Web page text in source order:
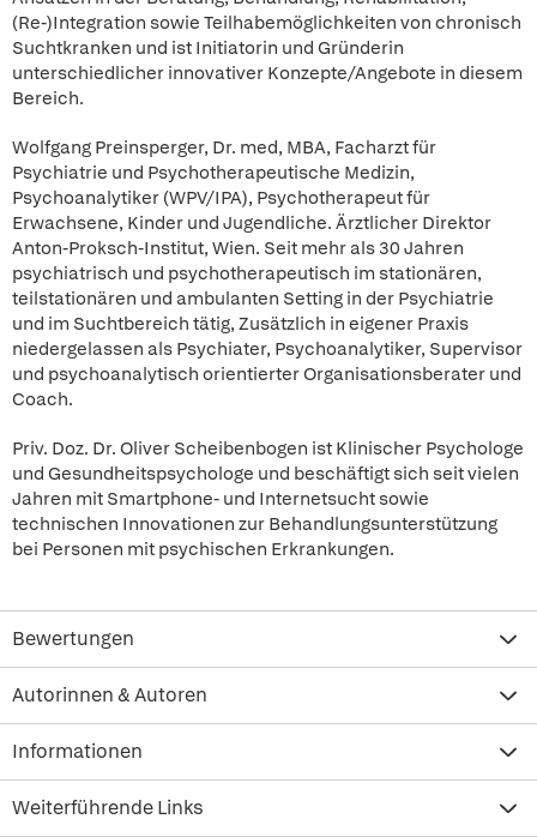
(Re-)Integration sowie Teilhabemöglichkeiten von chronisch
Suchtkranken und ist Initiatorin und Gründerin
unterschiedlicher innovativer Konzepte/Angebote in diesem
Bereich.
Wolfgang Preinsperger, Dr. med, MBA, Facharzt für
Psychiatrie und Psychotherapeutische Medizin,
Psychoanalytiker (WPV/IPA), Psychotherapeut für
Erwachsene, Kinder und Jugendliche. Ärztlicher Direktor
Anton-Proksch-Institut, Wien. Seit mehr als 30 Jahren
psychiatrisch und psychotherapeutisch im stationären,
teilstationären und ambulanten Setting in der Psychiatrie
und im Suchtbereich tätig, Zusätzlich in eigener Praxis
niedergelassen als Psychiater, Psychoanalytiker, Supervisor
und psychoanalytisch orientierter Organisationsberater und
Coach.
Priv. Doz. Dr. Oliver Scheibenbogen ist Klinischer Psychologe
und Gesundheitspsychologe und beschäftigt sich seit vielen
Jahren mit Smartphone- und Internetsucht sowie
technischen Innovationen zur Behandlungsunterstützung
bei Personen mit psychischen Erkrankungen.
Bewertungen
Autorinnen & Autoren
Informationen
Weiterführende Links